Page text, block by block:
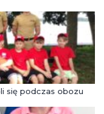
się podczas obozu